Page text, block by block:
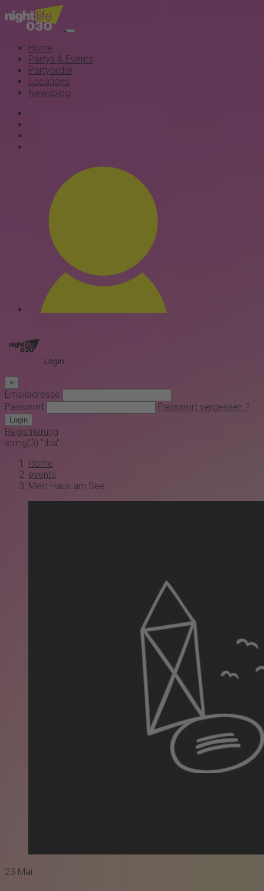
Home
Partys & Events
Partybilder
Locations
Newsblog
Login
×
Emailadresse
Passwort
Passwort vergessen ?
Login
Registrierung
string(3) "tba"
Home
events
Mein Haus am See
23 Mai